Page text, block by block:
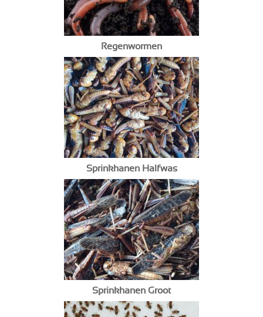
Regenwormen
Sprinkhanen Halfwas
Sprinkhanen Groot